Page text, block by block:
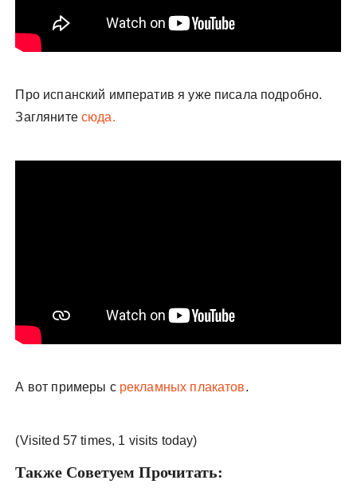
Про испанский императив я уже писала подробно.
Загляните сюда.
А вот примеры с рекламных плакатов.
(Visited 57 times, 1 visits today)
Также Советуем Прочитать: